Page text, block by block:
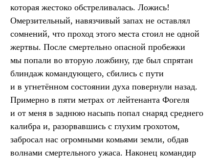
которая жестоко обстреливалась. Ложись!
Омерзительный, навязчивый запах не оставлял
сомнений, что проход этого места стоил не одной
жертвы. После смертельно опасной пробежки
мы попали во вторую ложбину, где был спрятан
блиндаж командующего, сбились с пути
и в угнетённом состоянии духа повернули назад.
Примерно в пяти метрах от лейтенанта Фогеля
и от меня в заднюю насыпь попал снаряд среднего
калибра и, разорвавшись с глухим грохотом,
забросал нас огромными комьями земли, обдав
волнами смертельного ужаса. Наконец командир